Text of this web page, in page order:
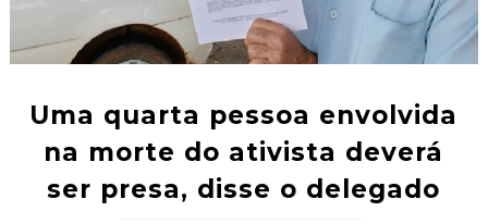
Uma quarta pessoa envolvida
na morte do ativista deverá
ser presa, disse o delegado